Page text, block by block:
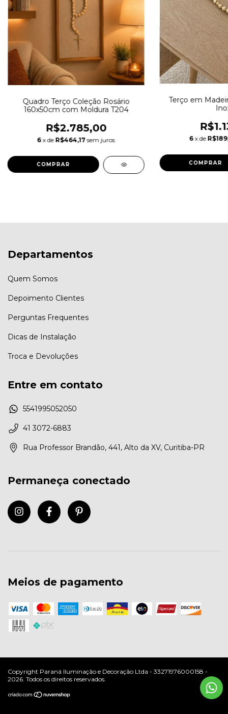
Quadro Terço Coleção Rosário
160x50cm com Moldura T204
R$2.785,00
6 x de R$464,17 sem juros
Terço em
6 x de
Departamentos
Quem Somos
Depoimento Clientes
Perguntas Frequentes
Dicas de Instalação
Troca e Devoluções
Entre em contato
5541995052050
41 3072-6883
Rua Professor Brandão, 441, Alto da XV, Curitiba-PR
Permaneça conectado
Meios de pagamento
Copyright Paraná Iluminação e Decoração Ltda - 33271976000158 -
2026. Todos os direitos reservados.